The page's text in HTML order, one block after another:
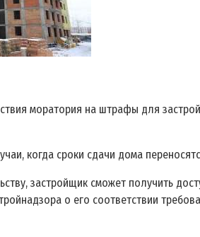
моратория на штрафы для
когда сроки сдачи дома
застройщик сможет получить
о его соответствии